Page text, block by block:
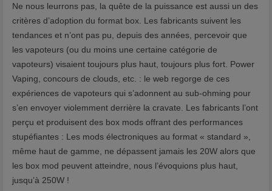
Ne nous leurrons pas, la quête de la puissance est aussi un des
critères d’adoption du format box. Les fabricants suivent les
tendances et n’ont pas pu, depuis des années, percevoir que
les vapoteurs (ou du moins une certaine catégorie de
vapoteurs) visaient toujours plus haut, toujours plus fort. Power
Vaping, concours de clouds, etc. : le web regorge de ces
expériences de vapoteurs qui s’adonnent au sub-ohming pour
s’en envoyer violemment derrière la cravate. Les fabricants l’ont
perçu et produisent des box mods offrant des performances
stupéfiantes : Les mods électroniques au format « standard »,
même haut de gamme, ne dépassent jamais les 20W alors que
les box mod peuvent atteindre, nous l’évoquions plus haut,
jusqu’à 250W !